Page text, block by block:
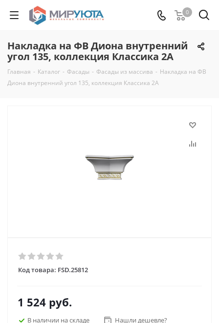
0
Накладка на ФВ Диона внутренний
угол 135, коллекция Классика 2А
Главная - Каталог - Фасады - Фасады из массива - Накладка на ФВ
Диона внутренний угол 135, коллекция Классика 2А
Код товара: FSD.25812
1 524 руб.
В наличии на складе Нашли дешевле?